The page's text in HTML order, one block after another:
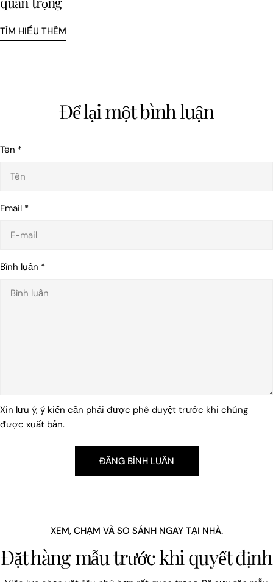
TÌM HIỂU THÊM
Để lại một bình luận
Tên *
Email *
Bình luận *
Xin lưu ý, ý kiến ​​​​cần phải được phê duyệt trước khi chúng
được xuất bản.
XEM, CHẠM VÀ SO SÁNH NGAY TẠI NHÀ.
Đặt hàng mẫu trước khi quyết định